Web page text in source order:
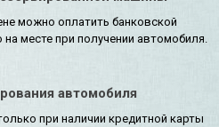
можно оплатить банковской
месте при получении автомобиля.
автомобиля
при наличии кредитной карты